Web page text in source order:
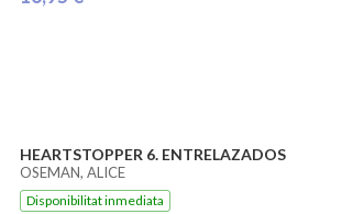
HEARTSTOPPER 6. ENTRELAZADOS
OSEMAN, ALICE
Disponibilitat inmediata